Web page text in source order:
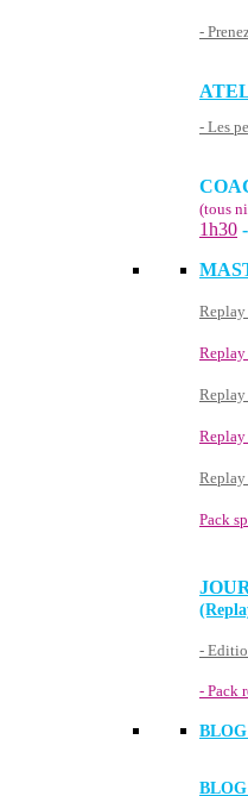
-
- Les
(tous
1h30 -
Replay
Pack
-
- Pack